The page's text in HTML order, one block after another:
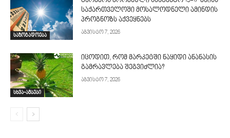
საზოგადოება
საქართველოში მოსალოდნელი ამინდის
პროგნოზს აქვეყნებს
აგვისტო 7, 2026
სხვა-ამბები
იცოდით, რომ მარკეტში ნაყიდი ანანასის
გამრავლება შეგვიძლია?
აგვისტო 7, 2026